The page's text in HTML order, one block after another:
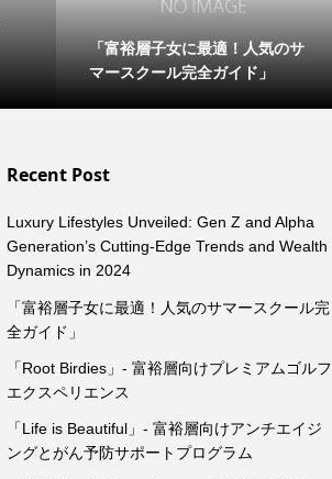
「富裕層子女に最適！人気のサ
マースクール完全ガイド」
Recent Post
Luxury Lifestyles Unveiled: Gen Z and Alpha
Generation’s Cutting-Edge Trends and Wealth
Dynamics in 2024
「富裕層子女に最適！人気のサマースクール完
全ガイド」
「Root Birdies」- 富裕層向けプレミアムゴルフ
エクスペリエンス
「Life is Beautiful」- 富裕層向けアンチエイジ
ングとがん予防サポートプログラム